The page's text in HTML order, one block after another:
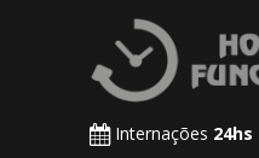
Internações 24hs